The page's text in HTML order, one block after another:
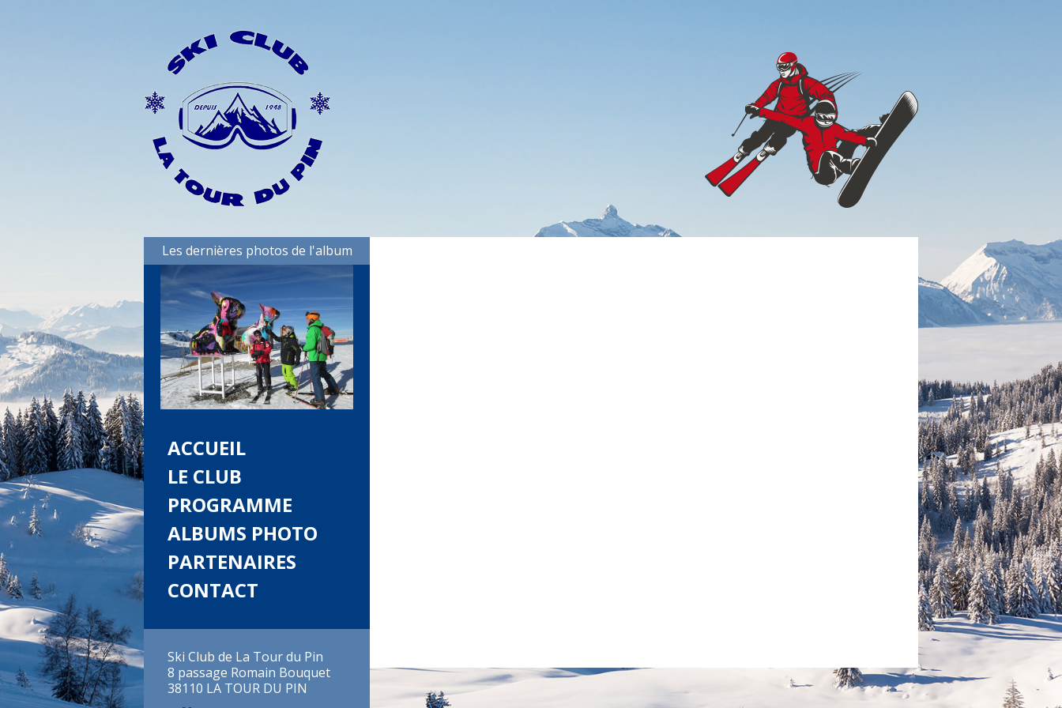
Les dernières photos de l'album
ACCUEIL
LE CLUB
PROGRAMME
ALBUMS PHOTO
PARTENAIRES
CONTACT
Ski Club de La Tour du Pin
8 passage Romain Bouquet
38110 LA TOUR DU PIN